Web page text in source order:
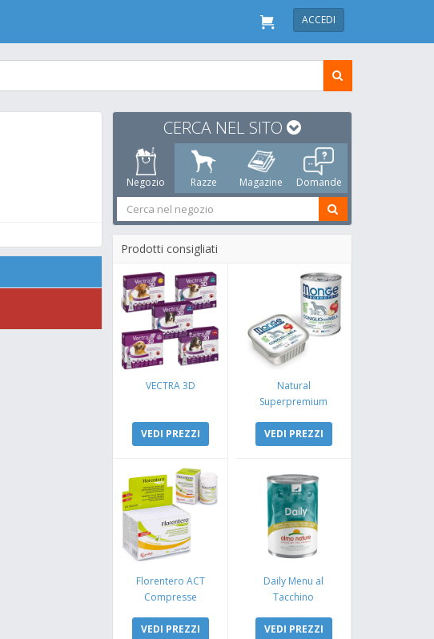
ACCEDI
CERCA NEL SITO
Negozio Razze Magazine Domande
Prodotti consigliati
VECTRA 3D
VEDI PREZZI
Natural
Superpremium
Coniglio e Mela
VEDI PREZZI
Florentero ACT
Compresse
VEDI PREZZI
Daily Menu al
Tacchino
VEDI PREZZI